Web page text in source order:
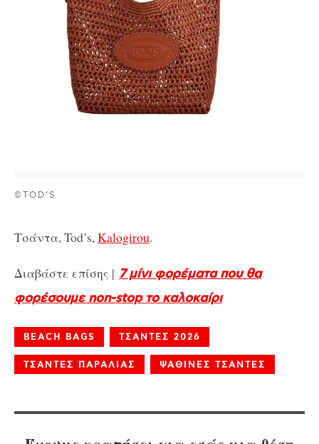
©TOD’S
Τσάντα, Tod’s,Kalogirou.
Διαβάστε επίσης | 7 μίνι φορέματα που θα
φορέσουμε non-stop το καλοκαίρι
BEACH BAGS ΤΣΑΝΤΕΣ 2026
ΤΣΑΝΤΕΣ ΠΑΡΑΛΙΑΣ ΨΑΘΙΝΕΣ ΤΣΑΝΤΕΣ